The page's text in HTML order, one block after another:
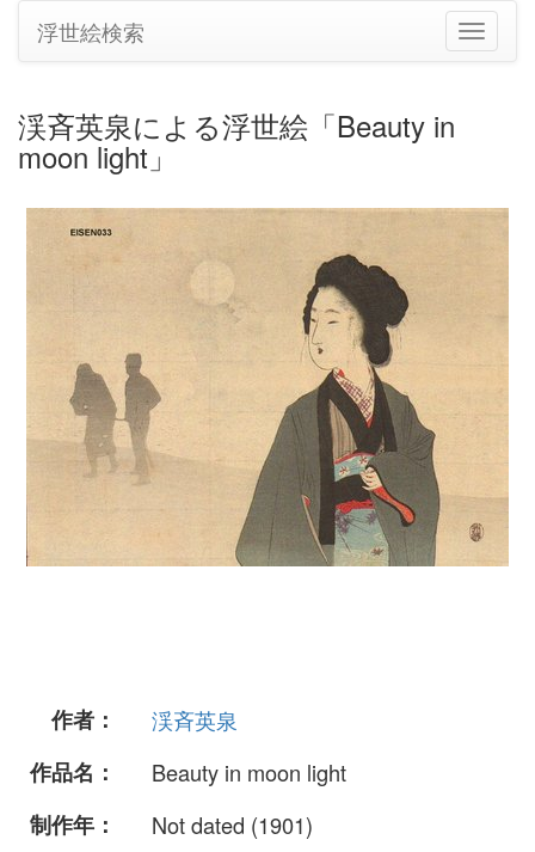
ナ
ビ
浮世絵検索
渓斉英泉による浮世絵「Beauty in
moon light」
作者：
渓斉英泉
作品名：
Beauty in moon light
制作年：
Not dated (1901)